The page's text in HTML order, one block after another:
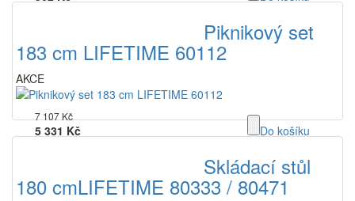
Piknikový set
183 cm LIFETIME 60112
AKCE
7 107 Kč
5 331 Kč Do košíku
Skládací stůl
180 cmLIFETIME 80333 / 80471